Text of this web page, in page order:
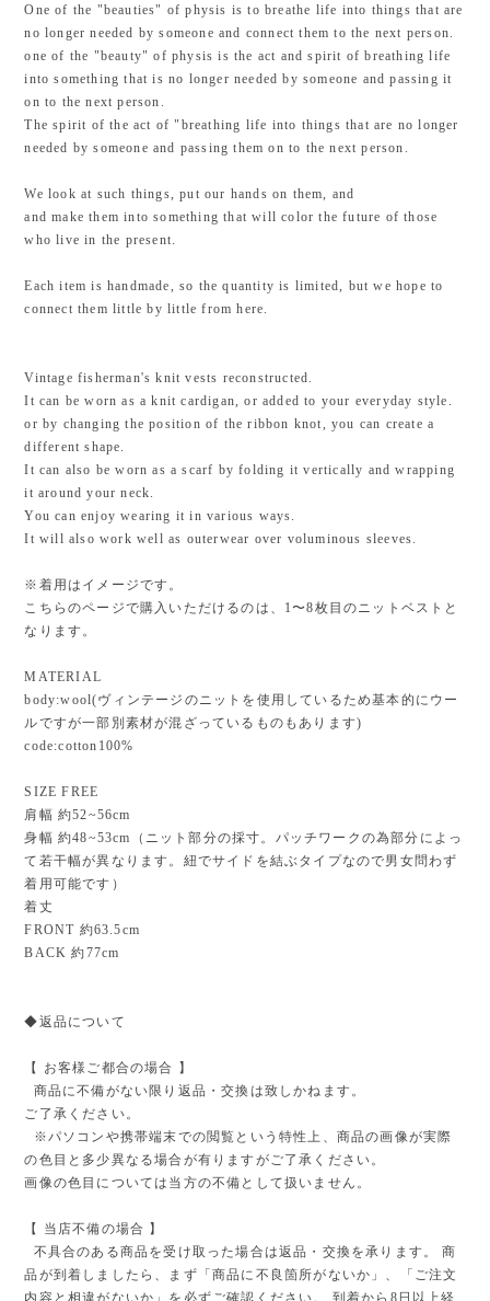
One of the "beauties" of physis is to breathe life into things that are
no longer needed by someone and connect them to the next person.
one of the "beauty" of physis is the act and spirit of breathing life
into something that is no longer needed by someone and passing it
on to the next person.
The spirit of the act of "breathing life into things that are no longer
needed by someone and passing them on to the next person.
We look at such things, put our hands on them, and
and make them into something that will color the future of those
who live in the present.
Each item is handmade, so the quantity is limited, but we hope to
connect them little by little from here.
Vintage fisherman's knit vests reconstructed.
It can be worn as a knit cardigan, or added to your everyday style.
or by changing the position of the ribbon knot, you can create a
different shape.
It can also be worn as a scarf by folding it vertically and wrapping
it around your neck.
You can enjoy wearing it in various ways.
It will also work well as outerwear over voluminous sleeves.
※着用はイメージです。
こちらのページで購入いただけるのは、1〜8枚目のニットベストと
なります。
MATERIAL
body:wool(ヴィンテージのニットを使用しているため基本的にウー
ルですが一部別素材が混ざっているものもあります)
code:cotton100%
SIZE FREE
肩幅 約52~56cm
身幅 約48~53cm（ニット部分の採寸。パッチワークの為部分によっ
て若干幅が異なります。紐でサイドを結ぶタイプなので男女問わず
着用可能です）
着丈
FRONT 約63.5cm
BACK 約77cm
◆返品について
【 お客様ご都合の場合 】
商品に不備がない限り返品・交換は致しかねます。
ご了承ください。
※パソコンや携帯端末での閲覧という特性上、商品の画像が実際
の色目と多少異なる場合が有りますがご了承ください。
画像の色目については当方の不備として扱いません。
【 当店不備の場合 】
不具合のある商品を受け取った場合は返品・交換を承ります。 商
品が到着しましたら、まず「商品に不良箇所がないか」、「ご注文
内容と相違がないか」を必ずご確認ください。 到着から8日以上経